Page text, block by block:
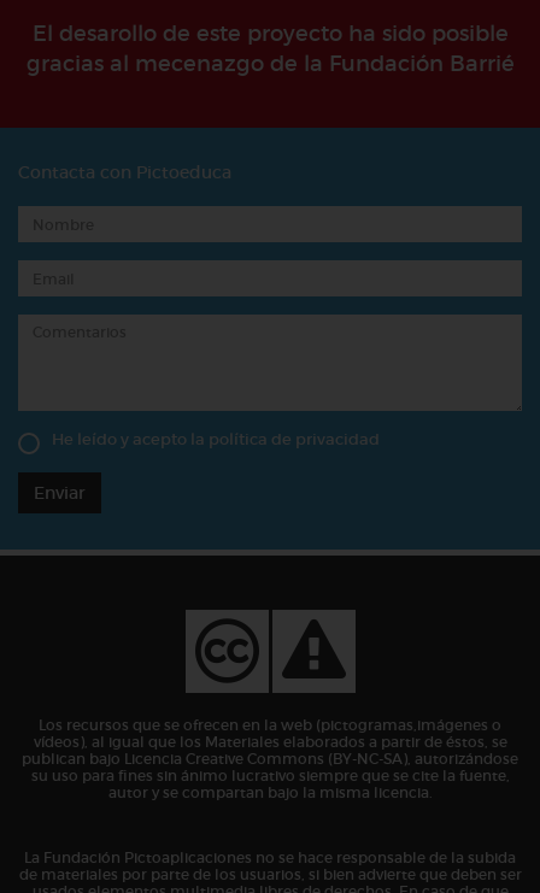
El desarollo de este proyecto ha sido posible
gracias al mecenazgo de la Fundación Barrié
Contacta con Pictoeduca
He leído y acepto la política de privacidad
Enviar
Los recursos que se ofrecen en la web (pictogramas,imágenes o
vídeos), al igual que los Materiales elaborados a partir de éstos, se
publican bajo Licencia Creative Commons (BY-NC-SA), autorizándose
su uso para fines sin ánimo lucrativo siempre que se cite la fuente,
autor y se compartan bajo la misma licencia.
La Fundación Pictoaplicaciones no se hace responsable de la subida
de materiales por parte de los usuarios, si bien advierte que deben ser